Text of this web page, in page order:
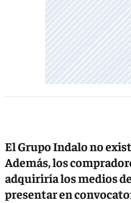
El Grupo Indalo no
Además, los
adquiriría los medios
presentar en